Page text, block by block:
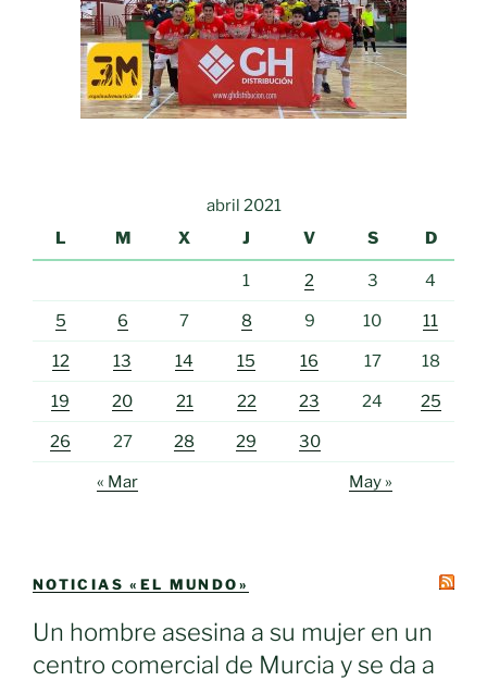
abril 2021
L
M X J V S D
1 2 3 4
5 6 7 8 9 10 11
12 13 14 15 16 17 18
19 20 21 22 23 24 25
26 27 28 29 30
« Mar May »
NOTICIAS «EL MUNDO»
Un hombre asesina a su mujer en un
centro comercial de Murcia y se da a